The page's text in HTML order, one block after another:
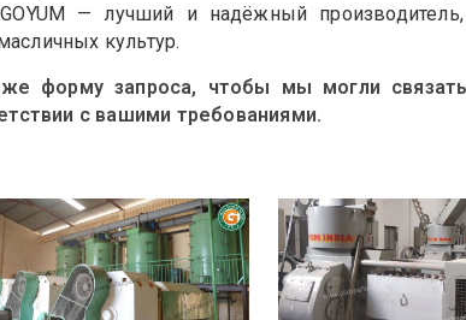
— лучший и надёжный
культур.
форму запроса, чтобы мы могли
с вашими требованиями.